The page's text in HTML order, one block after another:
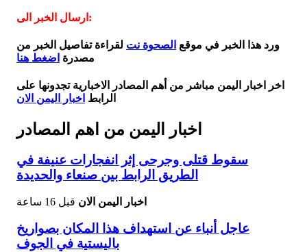
ارسال الخبر الى:
ورد هذا الخبر في موقع الصحوة نت لقراءة تفاصيل الخبر من
مصدرة اضغط هنا
اخر اخبار اليمن مباشر من أهم المصادر الاخبارية تجدونها على
الرابط اخبار اليمن الان
اخبار اليمن من اهم المصادر
سقوط قتلى وجرحى إثر انفجارات عنيفة في
الطريق الرابط بين صنعاء والحديدة
اخبار اليمن الان قبل 16 ساعة
عاجل أنباء عن استهداف هذا المكان بصواريخ
باليستية في الجوف